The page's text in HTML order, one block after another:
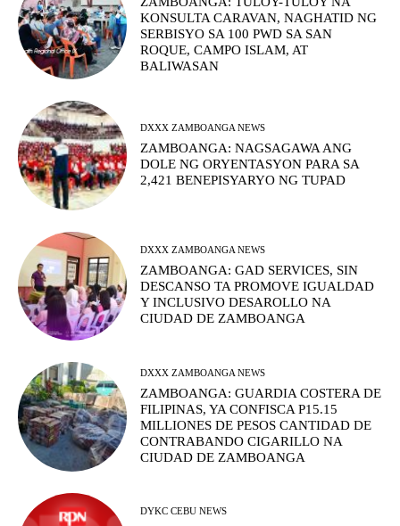
KONSULTA CARAVAN, NAGHATID NG
SERBISYO SA 100 PWD SA SAN
ROQUE, CAMPO ISLAM, AT
BALIWASAN
DXXX ZAMBOANGA NEWS
ZAMBOANGA: NAGSAGAWA ANG
DOLE NG ORYENTASYON PARA SA
2,421 BENEPISYARYO NG TUPAD
DXXX ZAMBOANGA NEWS
ZAMBOANGA: GAD SERVICES, SIN
DESCANSO TA PROMOVE IGUALDAD
Y INCLUSIVO DESAROLLO NA
CIUDAD DE ZAMBOANGA
DXXX ZAMBOANGA NEWS
ZAMBOANGA: GUARDIA COSTERA DE
FILIPINAS, YA CONFISCA P15.15
MILLIONES DE PESOS CANTIDAD DE
CONTRABANDO CIGARILLO NA
CIUDAD DE ZAMBOANGA
DYKC CEBU NEWS